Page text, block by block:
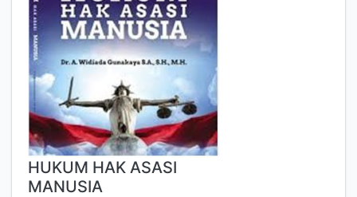
HUKUM HAK ASASI
MANUSIA